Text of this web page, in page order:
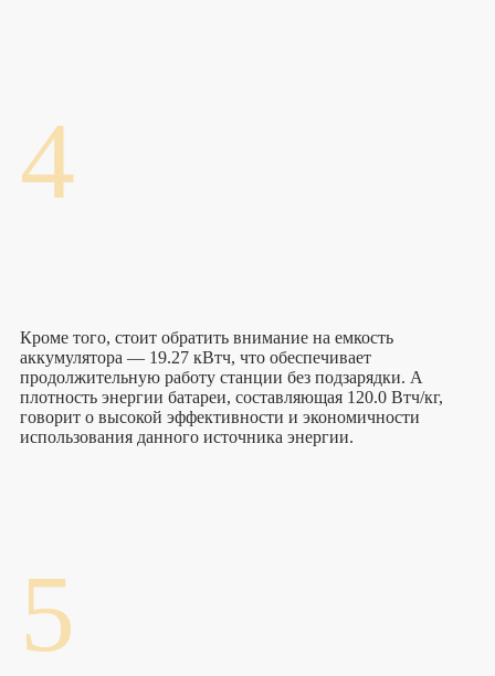
4
Кроме того, стоит обратить внимание на емкость
аккумулятора — 19.27 кВтч, что обеспечивает
продолжительную работу станции без подзарядки. А
плотность энергии батареи, составляющая 120.0 Втч/кг,
говорит о высокой эффективности и экономичности
использования данного источника энергии.
5